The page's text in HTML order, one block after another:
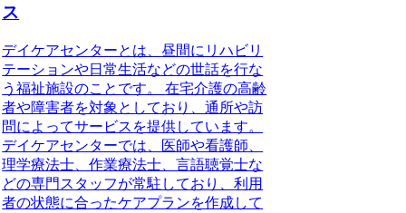
ス
デイケアセンターとは、昼間にリハビリ
テーションや日常生活などの世話を行な
う福祉施設のことです。在宅介護の高齢
者や障害者を対象としており、通所や訪
問によってサービスを提供しています。
デイケアセンターでは、医師や看護師、
理学療法士、作業療法士、言語聴覚士な
どの専門スタッフが常駐しており、利用
者の状態に合ったケアプランを作成して